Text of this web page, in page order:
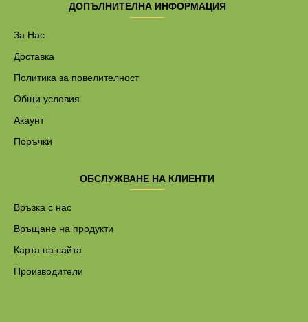
ДОПЪЛНИТЕЛНА ИНФОРМАЦИЯ
За Нас
Доставка
Политика за повелителност
Общи условия
Акаунт
Поръчки
ОБСЛУЖВАНЕ НА КЛИЕНТИ
Връзка с нас
Връщане на продукти
Карта на сайта
Производители